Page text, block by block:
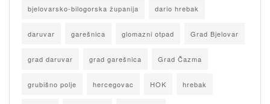
bjelovarsko-bilogorska županija dario hrebak
daruvar garešnica glomazni otpad Grad Bjelovar
grad daruvar grad garešnica Grad Čazma
grubišno polje hercegovac HOK hrebak